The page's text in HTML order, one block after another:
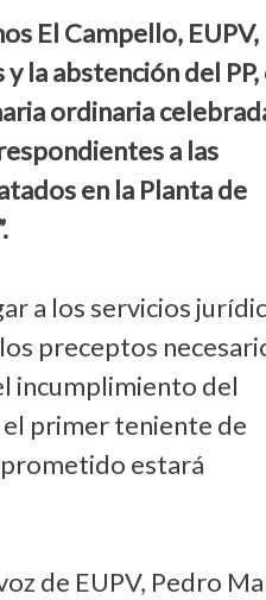
El Campello, EUPV,
la abstención del PP,
ordinaria
a las
en la Planta de
a los servicios
preceptos
incumplimiento del
primer teniente de
estará
de EUPV, Pedro